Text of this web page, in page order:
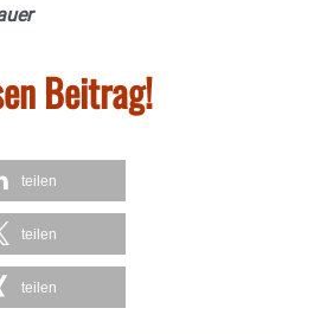
Beitrag!
teilen
teilen
teilen